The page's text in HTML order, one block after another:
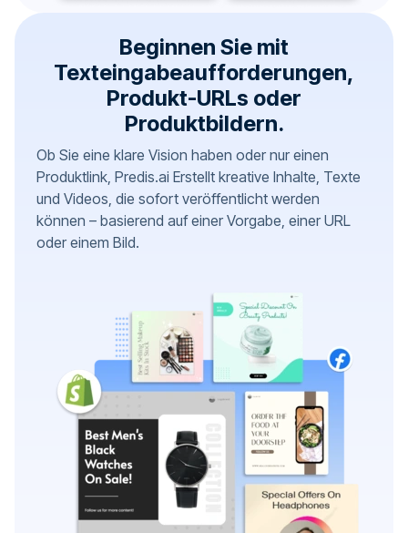
Beginnen Sie mit
Texteingabeaufforderungen,
Produkt-URLs oder
Produktbildern.
Ob Sie eine klare Vision haben oder nur einen
Produktlink, Predis.ai Erstellt kreative Inhalte, Texte
und Videos, die sofort veröffentlicht werden
können – basierend auf einer Vorgabe, einer URL
oder einem Bild.